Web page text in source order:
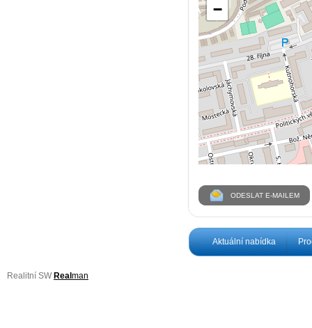
−
ODESLAT E-MAILEM
Aktuální nabídka
Realitní SW Real man